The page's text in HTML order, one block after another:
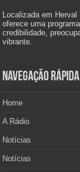
Localizada em
oferece uma
credibilidade,
vibrante.
Navegação Rápida
Home
A Rádio
Notícias
Notícias